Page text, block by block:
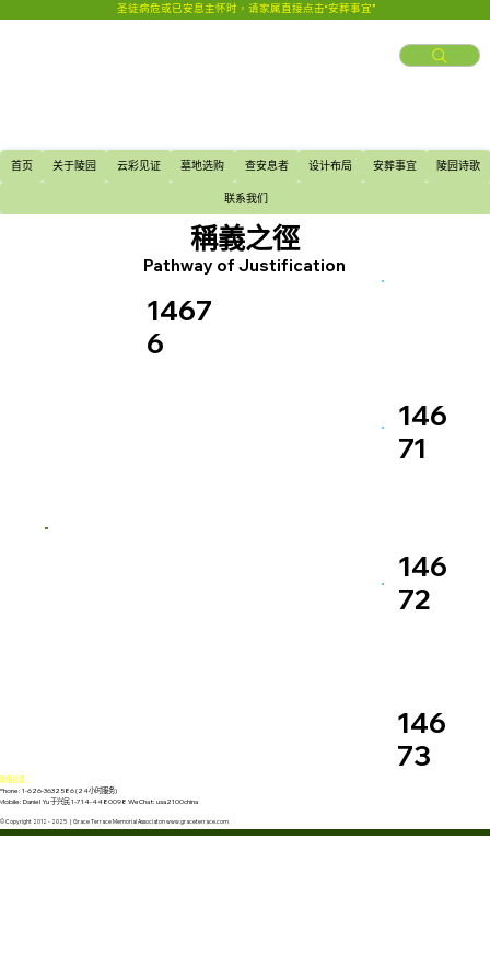
圣徒病危或已安息主怀时，请家属直接点击“安葬事宜”
首页 关于陵园 云彩见证 墓地选购 查安息者 设计布局 安葬事宜 陵园诗歌
联系我们
稱義之徑
Pathway of Justification
1467
6
146
71
146
72
146
73
联络信息：
Phone: 1-626-3632586 (24小时服务)
Mobile: Daniel Yu 于兴民 1-714-4480098 WeChat: usa2100china
© Copyright 2012 - 2025 | Grace Terrace Memorial Associaton www.graceterrace.com